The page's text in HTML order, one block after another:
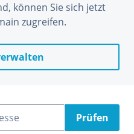
können Sie sich jetzt
zugreifen.
Prüfen